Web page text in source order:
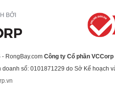
BỞI
RongBay.com Công ty Cổ phần VCCorp
doanh số: 0101871229 do Sở Kế hoạch